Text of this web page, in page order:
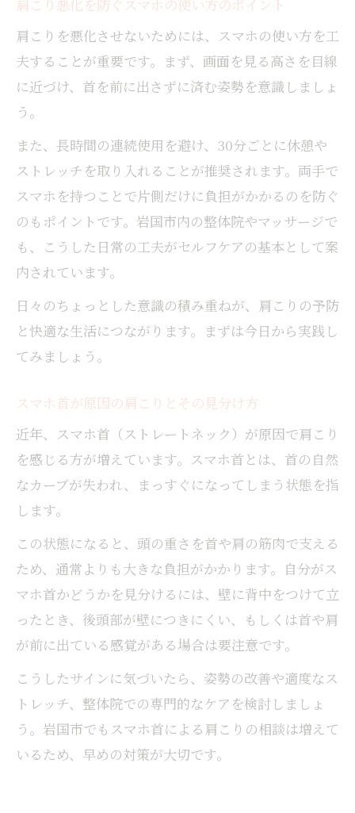
肩こり悪化を防ぐスマホの使い方のポイント
肩こりを悪化させないためには、スマホの使い方を工
夫することが重要です。まず、画面を見る高さを目線
に近づけ、首を前に出さずに済む姿勢を意識しましょ
う。
また、長時間の連続使用を避け、30分ごとに休憩や
ストレッチを取り入れることが推奨されます。両手で
スマホを持つことで片側だけに負担がかかるのを防ぐ
のもポイントです。岩国市内の整体院やマッサージで
も、こうした日常の工夫がセルフケアの基本として案
内されています。
日々のちょっとした意識の積み重ねが、肩こりの予防
と快適な生活につながります。まずは今日から実践し
てみましょう。
スマホ首が原因の肩こりとその見分け方
近年、スマホ首（ストレートネック）が原因で肩こり
を感じる方が増えています。スマホ首とは、首の自然
なカーブが失われ、まっすぐになってしまう状態を指
します。
この状態になると、頭の重さを首や肩の筋肉で支える
ため、通常よりも大きな負担がかかります。自分がス
マホ首かどうかを見分けるには、壁に背中をつけて立
ったとき、後頭部が壁につきにくい、もしくは首や肩
が前に出ている感覚がある場合は要注意です。
こうしたサインに気づいたら、姿勢の改善や適度なス
トレッチ、整体院での専門的なケアを検討しましょ
う。岩国市でもスマホ首による肩こりの相談は増えて
いるため、早めの対策が大切です。